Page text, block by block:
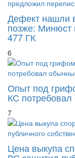
Дефект нашли
позже: Минюст
477 ГК
6
Опыт под
КС
7
Цена выкупа
ВС защитил